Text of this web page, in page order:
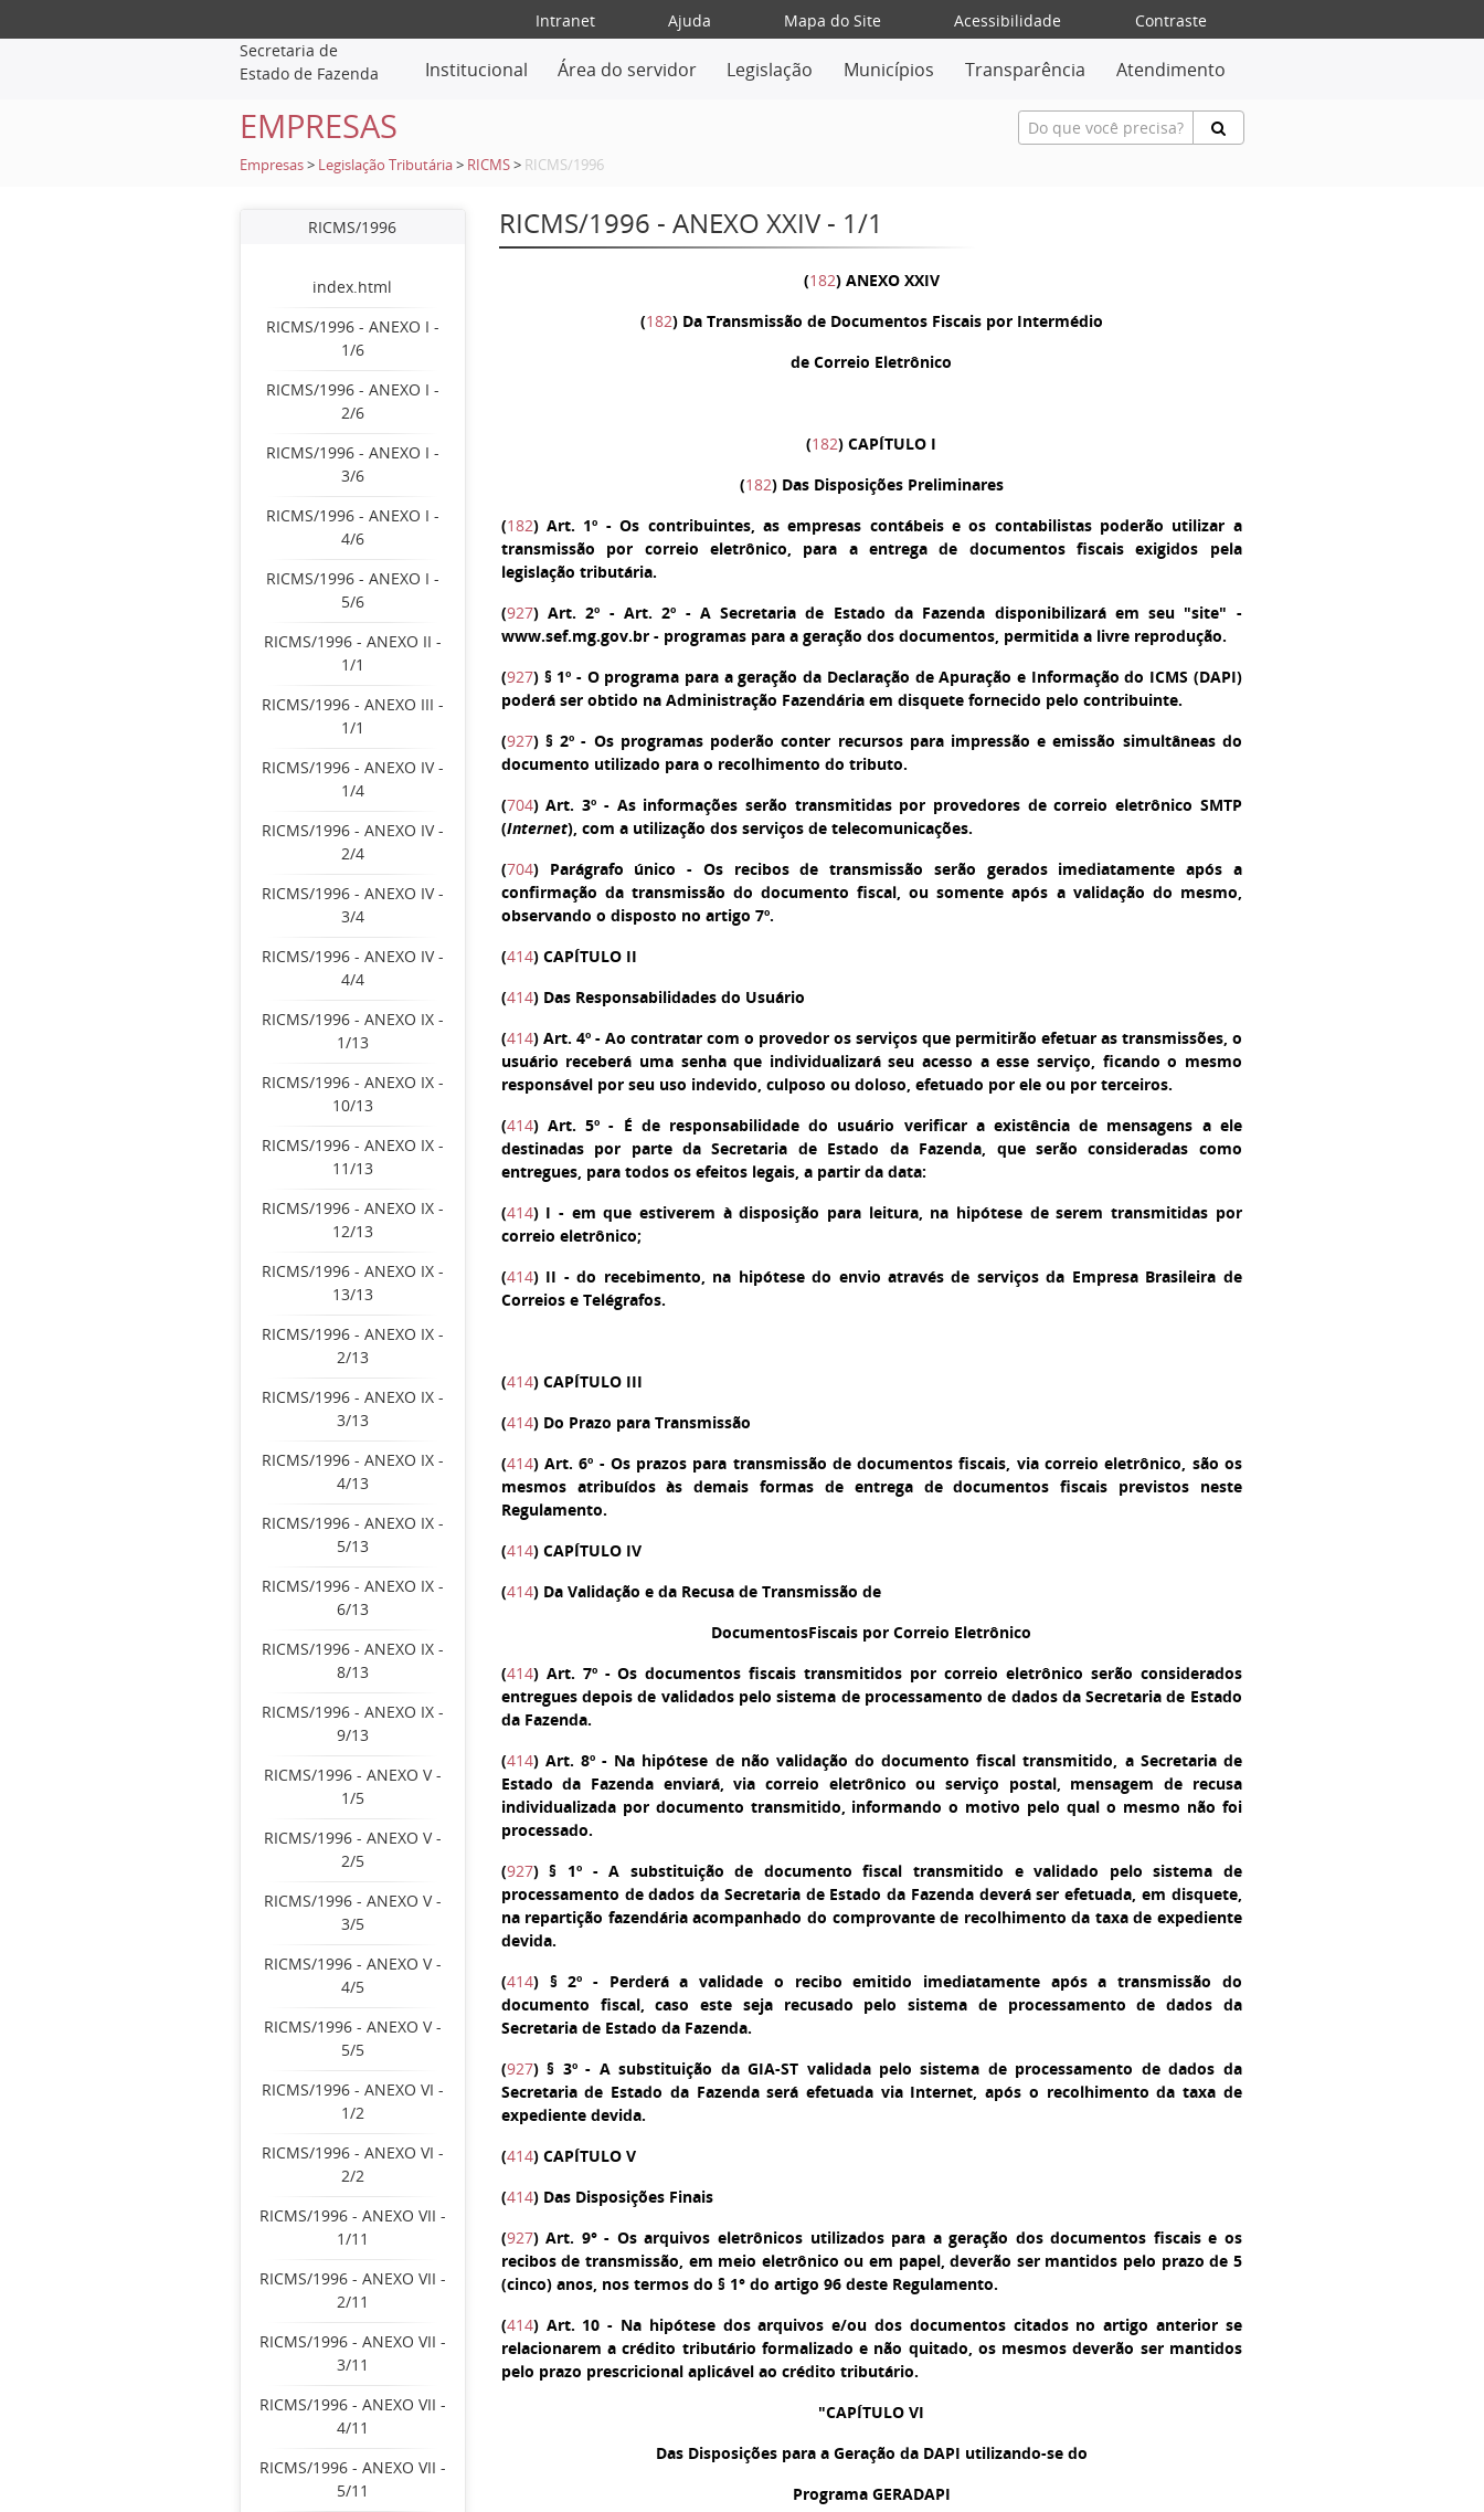
Intranet Ajuda Mapa do Site Acessibilidade
Contraste
Secretaria de
Estado de Fazenda
Institucional Área do servidor Legislação Municípios Transparência Atendimento
EMPRESAS
Empresas > Legislação Tributária > RICMS > RICMS/1996
RICMS/1996
index.html
RICMS/1996 - ANEXO I -
1/6
RICMS/1996 - ANEXO I -
2/6
RICMS/1996 - ANEXO I -
3/6
RICMS/1996 - ANEXO I -
4/6
RICMS/1996 - ANEXO I -
5/6
RICMS/1996 - ANEXO II -
1/1
RICMS/1996 - ANEXO III -
1/1
RICMS/1996 - ANEXO IV -
1/4
RICMS/1996 - ANEXO IV -
2/4
RICMS/1996 - ANEXO IV -
3/4
RICMS/1996 - ANEXO IV -
4/4
RICMS/1996 - ANEXO IX -
1/13
RICMS/1996 - ANEXO IX -
10/13
RICMS/1996 - ANEXO IX -
11/13
RICMS/1996 - ANEXO IX -
12/13
RICMS/1996 - ANEXO IX -
13/13
RICMS/1996 - ANEXO IX -
2/13
RICMS/1996 - ANEXO IX -
3/13
RICMS/1996 - ANEXO IX -
4/13
RICMS/1996 - ANEXO IX -
5/13
RICMS/1996 - ANEXO IX -
6/13
RICMS/1996 - ANEXO IX -
8/13
RICMS/1996 - ANEXO IX -
9/13
RICMS/1996 - ANEXO V -
1/5
RICMS/1996 - ANEXO V -
2/5
RICMS/1996 - ANEXO V -
3/5
RICMS/1996 - ANEXO V -
4/5
RICMS/1996 - ANEXO V -
5/5
RICMS/1996 - ANEXO VI -
1/2
RICMS/1996 - ANEXO VI -
2/2
RICMS/1996 - ANEXO VII -
1/11
RICMS/1996 - ANEXO VII -
2/11
RICMS/1996 - ANEXO VII -
3/11
RICMS/1996 - ANEXO VII -
4/11
RICMS/1996 - ANEXO VII -
5/11
RICMS/1996 - ANEXO XXIV - 1/1
(182)ANEXO XXIV
(182) Da Transmissão de Documentos Fiscais por Intermédio
de Correio Eletrônico
(182) CAPÍTULO I
(182) Das Disposições Preliminares
(182)Art. 1º -Os contribuintes, as empresas contábeis e os contabilistas poderão utilizar a
transmissão por correio eletrônico, para a entrega de documentos fiscais exigidos pela
legislação tributária.
(927)Art. 2º -Art. 2º - A Secretaria de Estado da Fazenda disponibilizará em seu "site" -
www.sef.mg.gov.br - programas para a geração dos documentos, permitida a livre reprodução.
(927) § 1º - O programa para a geração da Declaração de Apuração e Informação do ICMS (DAPI)
poderá ser obtido na Administração Fazendária em disquete fornecido pelo contribuinte.
(927) § 2º - Os programas poderão conter recursos para impressão e emissão simultâneas do
documento utilizado para o recolhimento do tributo.
(704)Art. 3º -As informações serão transmitidas por provedores de correio eletrônico SMTP
(Internet), com a utilização dos serviços de telecomunicações.
(704) Parágrafo único - Os recibos de transmissão serão gerados imediatamente após a
confirmação da transmissão do documento fiscal, ou somente após a validação do mesmo,
observando o disposto no artigo 7º.
(414) CAPÍTULO II
(414) Das Responsabilidades do Usuário
(414) Art. 4º- Ao contratar com o provedor os serviços que permitirão efetuar as transmissões, o
usuário receberá uma senha que individualizará seu acesso a esse serviço, ficando o mesmo
responsável por seu uso indevido, culposo ou doloso, efetuado por ele ou por terceiros.
(414) Art. 5º - É de responsabilidade do usuário verificar a existência de mensagens a ele
destinadas por parte da Secretaria de Estado da Fazenda, que serão consideradas como
entregues, para todos os efeitos legais, a partir da data:
(414) I - em que estiverem à disposição para leitura, na hipótese de serem transmitidas por
correio eletrônico;
(414) II - do recebimento, na hipótese do envio através de serviços da Empresa Brasileira de
Correios e Telégrafos.
(414) CAPÍTULO III
(414) Do Prazo para Transmissão
(414)Art. 6º - Os prazos para transmissão de documentos fiscais, via correio eletrônico, são os
mesmos atribuídos às demais formas de entrega de documentos fiscais previstos neste
Regulamento.
(414) CAPÍTULO IV
(414) Da Validação e da Recusa de Transmissão de
DocumentosFiscais por Correio Eletrônico
(414) Art. 7º-Os documentos fiscais transmitidos por correio eletrônico serão considerados
entregues depois de validados pelo sistema de processamento de dados da Secretaria de Estado
da Fazenda.
(414) Art. 8º - Na hipótese de não validação do documento fiscal transmitido, a Secretaria de
Estado da Fazenda enviará, via correio eletrônico ou serviço postal, mensagem de recusa
individualizada por documento transmitido, informando o motivo pelo qual o mesmo não foi
processado.
(927)§ 1º- A substituição de documento fiscal transmitido e validado pelo sistema de
processamento de dados da Secretaria de Estado da Fazenda deverá ser efetuada, em disquete,
na repartição fazendária acompanhado do comprovante de recolhimento da taxa de expediente
devida.
(414) § 2º - Perderá a validade o recibo emitido imediatamente após a transmissão do
documento fiscal, caso este seja recusado pelo sistema de processamento de dados da
Secretaria de Estado da Fazenda.
(927)§ 3º- A substituição da GIA-ST validada pelo sistema de processamento de dados da
Secretaria de Estado da Fazenda será efetuada via Internet, após o recolhimento da taxa de
expediente devida.
(414) CAPÍTULO V
(414) Das Disposições Finais
(927)Art. 9°- Os arquivos eletrônicos utilizados para a geração dos documentos fiscais e os
recibos de transmissão, em meio eletrônico ou em papel, deverão ser mantidos pelo prazo de 5
(cinco) anos, nos termos do § 1° do artigo 96 deste Regulamento.
(414) Art. 10 - Na hipótese dos arquivos e/ou dos documentos citados no artigo anterior se
relacionarem a crédito tributário formalizado e não quitado, os mesmos deverão ser mantidos
pelo prazo prescricional aplicável ao crédito tributário.
"CAPÍTULO VI
Das Disposições para a Geração da DAPI utilizando-se do
Programa GERADAPI